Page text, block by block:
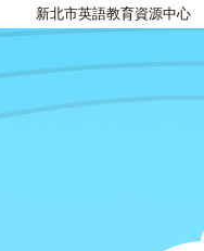
新北市英語教育資源中心